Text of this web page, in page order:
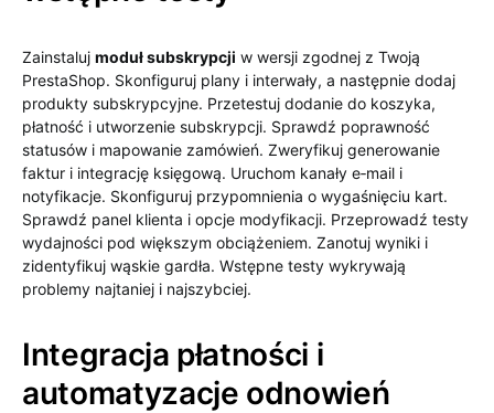
Zainstaluj moduł subskrypcji w wersji zgodnej z Twoją
PrestaShop. Skonfiguruj plany i interwały, a następnie dodaj
produkty subskrypcyjne. Przetestuj dodanie do koszyka,
płatność i utworzenie subskrypcji. Sprawdź poprawność
statusów i mapowanie zamówień. Zweryfikuj generowanie
faktur i integrację księgową. Uruchom kanały e‑mail i
notyfikacje. Skonfiguruj przypomnienia o wygaśnięciu kart.
Sprawdź panel klienta i opcje modyfikacji. Przeprowadź testy
wydajności pod większym obciążeniem. Zanotuj wyniki i
zidentyfikuj wąskie gardła. Wstępne testy wykrywają
problemy najtaniej i najszybciej.
Integracja płatności i
automatyzacje odnowień